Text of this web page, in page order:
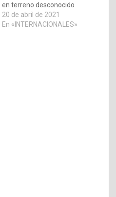
en terreno desconocido
20 de abril de 2021
En «INTERNACIONALES»